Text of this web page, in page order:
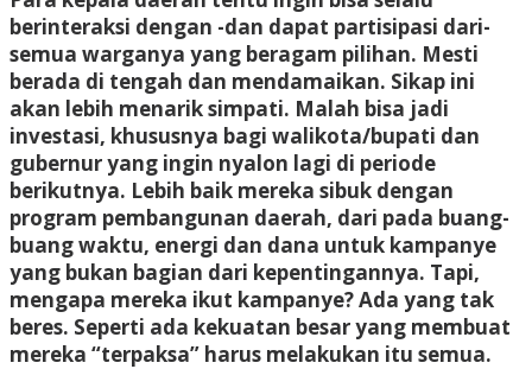
berinteraksi dengan -dan dapat partisipasi dari-
semua warganya yang beragam pilihan. Mesti
berada di tengah dan mendamaikan. Sikap ini
akan lebih menarik simpati. Malah bisa jadi
investasi, khususnya bagi walikota/bupati dan
gubernur yang ingin nyalon lagi di periode
berikutnya. Lebih baik mereka sibuk dengan
program pembangunan daerah, dari pada buang-
buang waktu, energi dan dana untuk kampanye
yang bukan bagian dari kepentingannya. Tapi,
mengapa mereka ikut kampanye? Ada yang tak
beres. Seperti ada kekuatan besar yang membuat
mereka “terpaksa” harus melakukan itu semua.